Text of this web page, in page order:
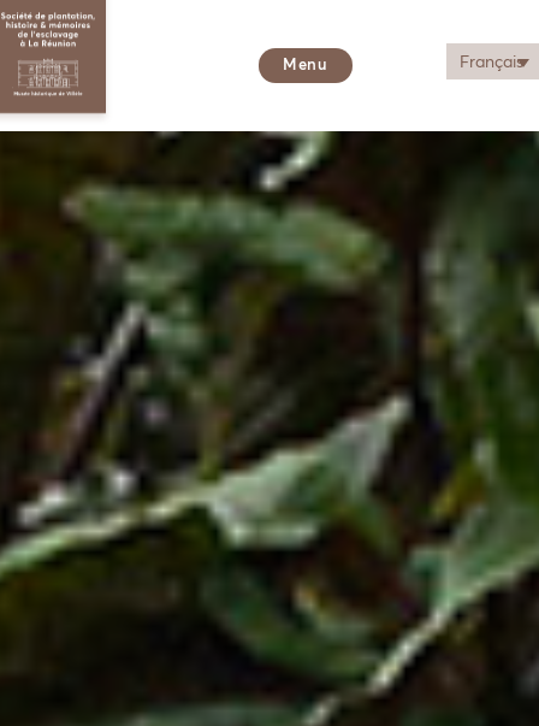
Menu Français